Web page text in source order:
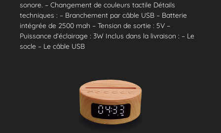
sonore. – Changement de couleurs tactile Détails
techniques : – Branchement par câble USB – Batterie
intégrée de 2500 mah – Tension de sortie : 5V –
Puissance d’éclairage : 3W Inclus dans la livraison : – Le
socle – Le câble USB